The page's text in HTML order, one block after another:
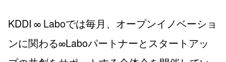
KDDI ∞ Laboでは毎月、オープンイノベーショ
ンに関わる∞Laboパートナーとスタートアッ